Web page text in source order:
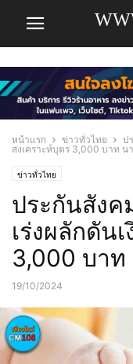
หน้าแรก ข่าวทั่วไทย
ป
สงเคราะห์บุตร 3,000 บาท น
ข่าวทั่วไทย
ประกันสังค
เร่งผลักดัน
3,000 บา
19/10/2024